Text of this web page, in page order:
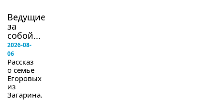
Ведущие
за
собой...
2026-08-
06
Рассказ
о семье
Егоровых
из
Загарина.